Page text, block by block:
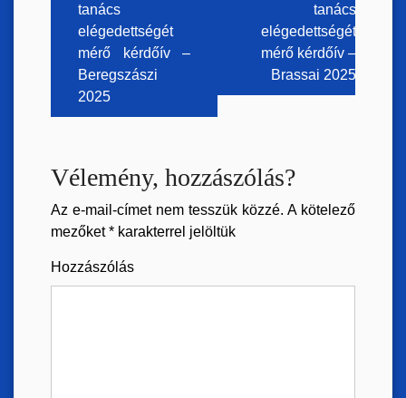
tanács
elégedettségét
mérő kérdőív –
Beregszászi
2025
tanács
elégedettségét
mérő kérdőív –
Brassai 2025
Vélemény, hozzászólás?
Az e-mail-címet nem tesszük közzé. A kötelező
mezőket* karakterrel jelöltük
Hozzászólás